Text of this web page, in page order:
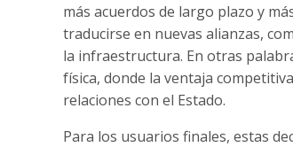
más acuerdos de largo plazo y
traducirse en nuevas alianzas,
la infraestructura. En otras
física, donde la ventaja
relaciones con el Estado.
Para los usuarios finales, estas